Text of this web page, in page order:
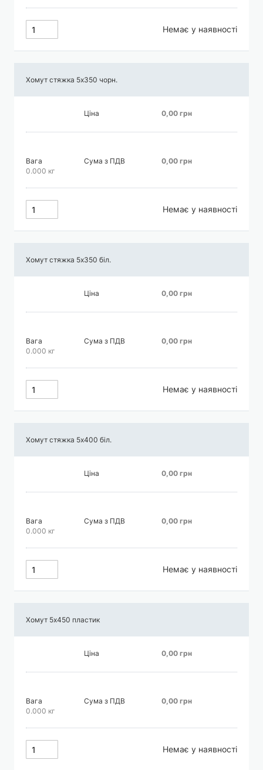
Немає у наявності
Хомут стяжка 5х350 чорн.
Ціна 0,00 грн
Вага
0.000 кг
Сума з ПДВ 0,00 грн
Немає у наявності
Хомут стяжка 5х350 біл.
Ціна 0,00 грн
Вага
0.000 кг
Сума з ПДВ 0,00 грн
Немає у наявності
Хомут стяжка 5х400 біл.
Ціна 0,00 грн
Вага
0.000 кг
Сума з ПДВ 0,00 грн
Немає у наявності
Хомут 5х450 пластик
Ціна 0,00 грн
Вага
0.000 кг
Сума з ПДВ 0,00 грн
Немає у наявності